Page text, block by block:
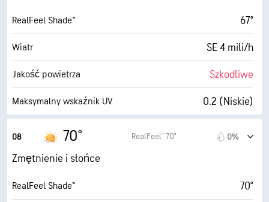
Zachmurzenie 83%
Widoczność 5 mili
Pułap chmur 1900 stopy
RealFeel Shade™ 67°
Wiatr SE 4 mili/h
Jakość powietrza Szkodliwe
Maksymalny wskaźnik UV 0.2 (Niskie)
Porywy wiatru
Wilgotność
Punkt rosy 63° F
08 70° RealFeel® 70° 0%
Zmętnienie i słońce
RealFeel Shade™ 70°